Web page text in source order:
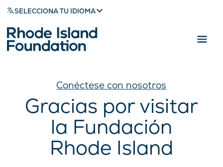
SELECCIONA TU IDIOMA
Conéctese con nosotros
Gracias por visitar
la Fundación
Rhode Island